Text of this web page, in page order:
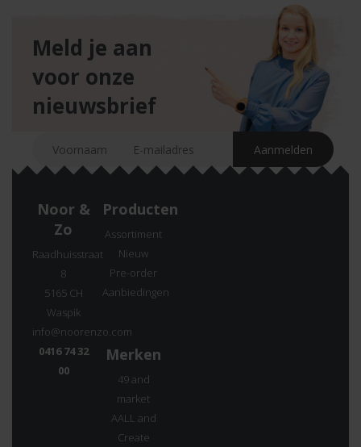
Meld je aan
voor onze
nieuwsbrief
Noor &
Zo
Raadhuisstraat
8
5165 CH
Waspik
info@noorenzo.com
0416 74 32
00
Producten
Assortiment
Nieuw
Pre-order
Aanbiedingen
Merken
49 and
market
AALL and
Create